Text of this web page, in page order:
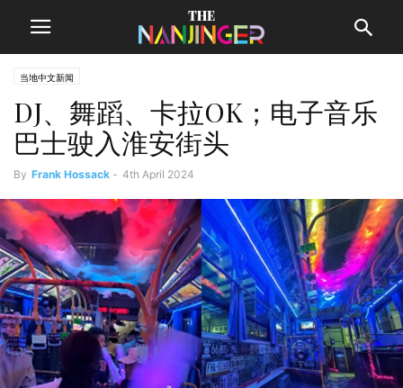
当地中文新闻
DJ、舞蹈、卡拉OK；电子音乐
巴士驶入淮安街头
By Frank Hossack - 4th April 2024